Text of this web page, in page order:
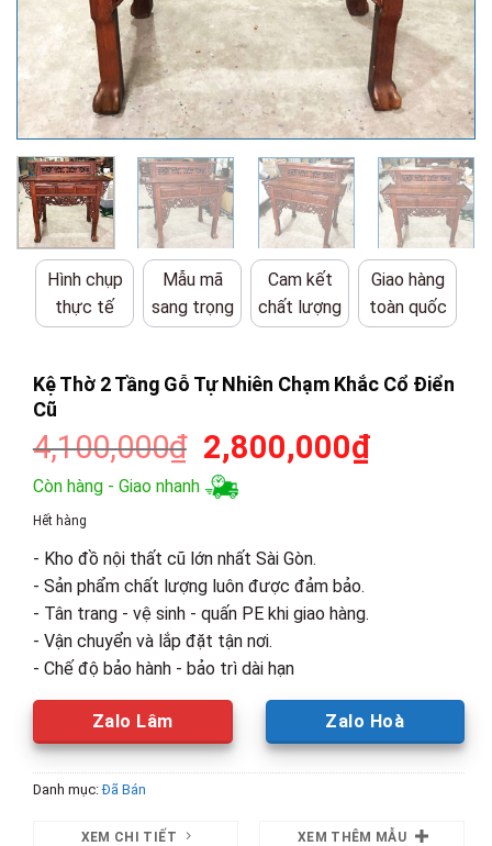
Hình chụp
thực tế
Mẫu mã
sang trọng
Cam kết
chất lượng
Giao hàng
toàn quốc
Kệ Thờ 2 Tầng Gỗ Tự Nhiên Chạm Khắc Cổ Điển
Cũ
4,100,000₫ Giá
gốc
là:
2,800,000₫Giá
Còn hàng - Giao nhanh
Hết hàng
- Kho đồ nội thất cũ lớn nhất Sài Gòn.
- Sản phẩm chất lượng luôn được đảm bảo.
- Tân trang - vệ sinh - quấn PE khi giao hàng.
- Vận chuyển và lắp đặt tận nơi.
- Chế độ bảo hành - bảo trì dài hạn
Zalo Lâm Zalo Hoà
Danh mục:Đã Bán
XEM CHI TIẾT XEM THÊM MẪU